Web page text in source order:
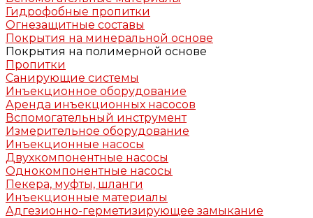
Гидрофобные пропитки
Огнезащитные составы
Покрытия на минеральной основе
Покрытия на полимерной основе
Пропитки
Санирующие системы
Инъекционное оборудование
Аренда инъекционных насосов
Вспомогательный инструмент
Измерительное оборудование
Инъекционные насосы
Двухкомпонентные насосы
Однокомпонентные насосы
Пекера, муфты, шланги
Инъекционные материалы
Адгезионно-герметизирующее замыкание